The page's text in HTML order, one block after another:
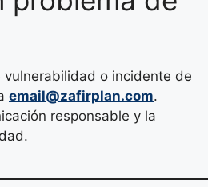
o incidente de
email@zafirplan.com.
responsable y la